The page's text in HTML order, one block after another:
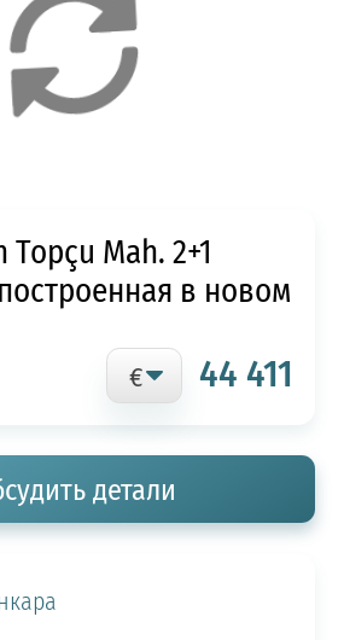
Mah. 2+1
в новом
44 411
детали